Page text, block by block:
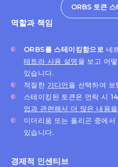
ORBS 토큰 스
역할과 책임
ORBS를 스테이킹함으로 네
테트라 사용 설명 을 보고 어
있습니다.
적절한 가디언 을 선택하여 보
스테이킹된 토큰은 언락 시
업과 관련해서 더 많은 내용
이더리움 또는 폴리곤 중에
있습니다.
경제적 인센티브